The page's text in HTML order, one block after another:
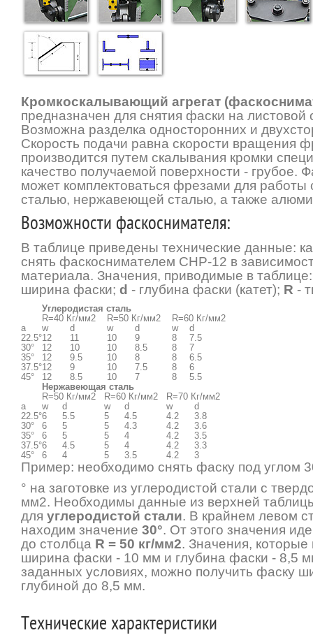
Кромкоскалывающий агрегат
предназначен для снятия фаски на листовой
Возможна разделка односторонних и
Скорость подачи равна скорости вращения
производится путем скалывания кромки
качество получаемой поверхности - грубое.
может комплектоваться фрезами для работы
сталью, нержавеющей сталью, а также
Возможности фаскоснимателя:
В таблице приведены технические данные:
снять фаскоснимателем СНР-12 в
материала. Значения, приводимые в
ширина фаски; d - глубина фаски (катет); R -
Углеродистая сталь
R=40 Кг/мм2
R=50 Кг/мм2
R=60 Кг/мм2
a
w d w d w
d
22.5°12 11 10 9 8
7.5
30°
12 10 10 8.5 8
7
35°
12 9.5 10 8 8
6.5
37.5°12 9 10 7.5 8
6
45°
12 8.5 10 7 8
5.5
Нержавеющая сталь
R=50 Кг/мм2
R=60 Кг/мм2
R=70 Кг/мм2
a
w d w d w
d
22.5°6 5.5 5 4.5 4.2
3.8
30°
6 5 5 4.3 4.2
3.6
35°
6 5 5 4 4.2
3.5
37.5°6 4.5 5 4 4.2
3.3
45°
6 4 5 3.5 4.2 3
Пример: необходимо снять фаску под углом
° на заготовке из углеродистой стали с
мм2. Необходимы данные из верхней
для углеродистой стали. В крайнем левом
находим значение 30°. От этого значения
до столбца R = 50 кг/мм2. Значения,
ширина фаски - 10 мм и глубина фаски - 8,5
заданных условиях, можно получить фаску
глубиной до 8,5 мм.
Технические характеристики